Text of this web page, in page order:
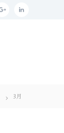
g
p
l
3月